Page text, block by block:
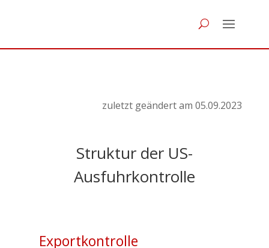
zuletzt geändert am 05.09.2023
Struktur der US-
Ausfuhrkontrolle
Exportkontrolle